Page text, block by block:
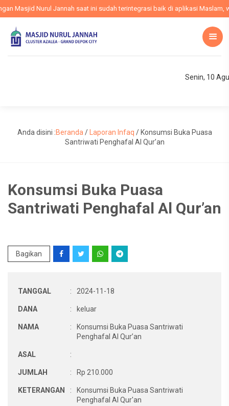
Masjid Nurul Jannah saat ini sudah terintegrasi baik di aplikasi Maslam,
Senin, 10
Anda disini :Beranda / Laporan Infaq / Konsumsi Buka Puasa
Santriwati Penghafal Al Qur’an
Konsumsi Buka Puasa
Santriwati Penghafal Al Qur’an
Bagikan
TANGGAL : 2024-11-18
DANA : keluar
NAMA :
Konsumsi Buka Puasa Santriwati
Penghafal Al Qur’an
ASAL :
JUMLAH : Rp 210.000
KETERANGAN :
Konsumsi Buka Puasa Santriwati
Penghafal Al Qur'an